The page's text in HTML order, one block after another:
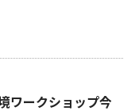
ワークショップ今